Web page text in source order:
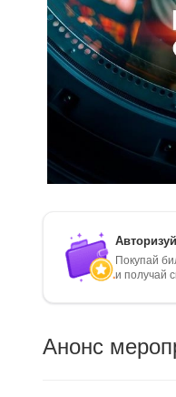
Покупай
и получай
Анонс